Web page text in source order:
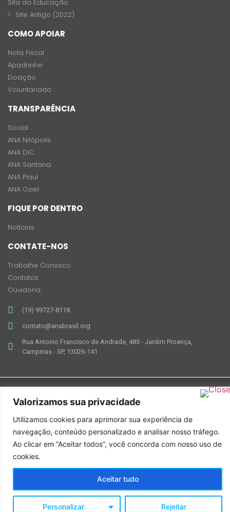
Valorizamos sua privacidade
Utilizamos cookies para aprimorar sua experiência de
navegação, conteúdo personalizado e analisar nosso tráfego.
Ao clicar em “Aceitar todos”, você concorda com nosso uso de
cookies.
Personalizar Rejeitar
Aceitar tudo
Sita da Educação
Site Antigo (2022)
COMO APOIAR
Nota Fiscal
Apadrinhe
Doação
Voluntariado
TRANSPARÊNCIA
Social
ANA Nilópolis
ANA DIC
ANA Santana
ANA Piauí
ANA Oziel
FIQUE POR DENTRO
Notícias
CONTATE-NOS
Trabalhe Conosco
Contatos
Ouvidoria
(19) 99727-8118
contato@anabrasil.org
Rua Antonio Francisco de Andrade, 485 - Jardim Proença,
Campinas - SP, 13026-141
Feito com ♥ por Mkt ANA Brasil